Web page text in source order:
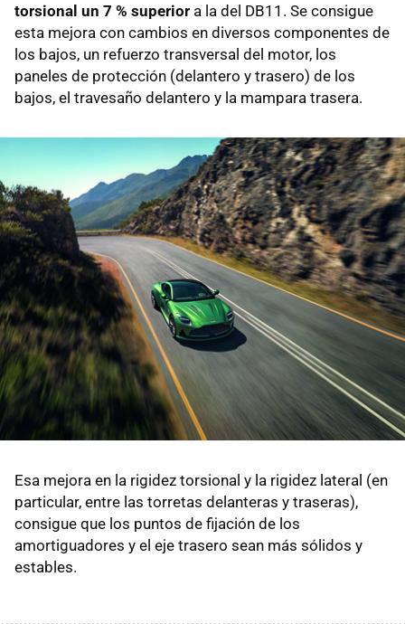
torsional un 7 % superior a la del DB11. Se consigue
esta mejora con cambios en diversos componentes de
los bajos, un refuerzo transversal del motor, los
paneles de protección (delantero y trasero) de los
bajos, el travesaño delantero y la mampara trasera.
Esa mejora en la rigidez torsional y la rigidez lateral (en
particular, entre las torretas delanteras y traseras),
consigue que los puntos de fijación de los
amortiguadores y el eje trasero sean más sólidos y
estables.